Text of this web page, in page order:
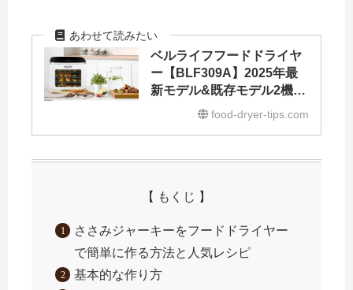
ベルライフフードドライヤ
ー【BLF309A】2025年最
新モデル&既存モデル2機種
との比較
food-dryer-tips.com
【 もくじ 】
ささみジャーキーをフードドライヤー
で簡単に作る方法と人気レシピ
基本的な作り方